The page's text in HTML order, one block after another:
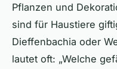
Pflanzen und
sind für Haustiere
Dieffenbachia oder
lautet oft: „Welche